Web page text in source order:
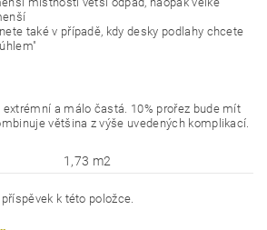
také v případě, kdy desky podlahy chcete
a málo častá. 10% prořez bude mít
většina z výše uvedených komplikací.
1,73 m2
k této položce.